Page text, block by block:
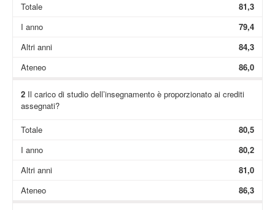
Totale
81,3
I anno
79,4
Altri anni
84,3
Ateneo
86,0
2Il carico di studio dell’insegnamento è proporzionato ai crediti
assegnati?
Totale
80,5
I anno
80,2
Altri anni
81,0
Ateneo
86,3